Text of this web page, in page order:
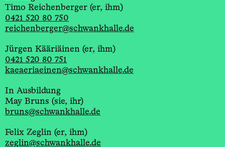
Timo Reichenberger (er, ihm)
0421 520 80 750
reichenberger@schwankhalle.de
Jürgen Kääriäinen (er, ihm)
0421 520 80 751
kaeaeriaeinen@schwankhalle.de
In Ausbildung
May Bruns (sie, ihr)
bruns@schwankhalle.de
Felix Zeglin (er, ihm)
zeglin@schwankhalle.de